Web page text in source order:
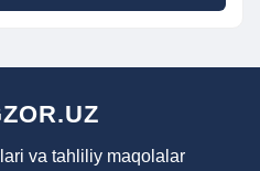
va tahliliy maqolalar